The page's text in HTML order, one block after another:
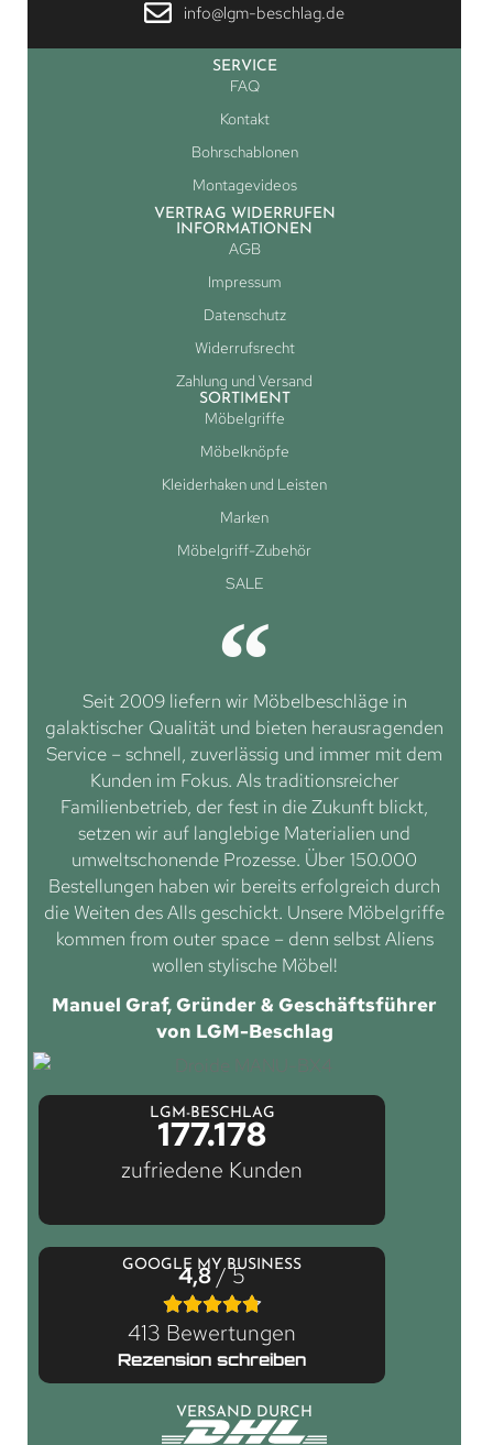
info@lgm-beschlag.de
SERVICE
FAQ
Kontakt
Bohrschablonen
Montagevideos
VERTRAG WIDERRUFEN
INFORMATIONEN
AGB
Impressum
Datenschutz
Widerrufsrecht
Zahlung und Versand
SORTIMENT
Möbelgriffe
Möbelknöpfe
Kleiderhaken und Leisten
Marken
Möbelgriff-Zubehör
SALE
Seit 2009 liefern wir Möbelbeschläge in
galaktischer Qualität und bieten herausragenden
Service – schnell, zuverlässig und immer mit dem
Kunden im Fokus. Als traditionsreicher
Familienbetrieb, der fest in die Zukunft blickt,
setzen wir auf langlebige Materialien und
umweltschonende Prozesse. Über 150.000
Bestellungen haben wir bereits erfolgreich durch
die Weiten des Alls geschickt. Unsere Möbelgriffe
kommen from outer space – denn selbst Aliens
wollen stylische Möbel!
Manuel Graf, Gründer & Geschäftsführer
von LGM-Beschlag
LGM-BESCHLAG
177.178
zufriedene Kunden
GOOGLE MY BUSINESS
4,8/ 5
413 Bewertungen
Rezension schreiben
VERSAND DURCH